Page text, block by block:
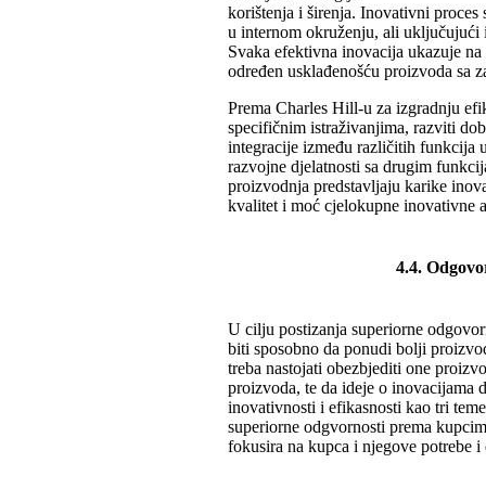
korištenja i širenja. Inovativni proces
u internom okruženju, ali uključujući
Svaka efektivna inovacija ukazuje
određen usklađenošću proizvoda sa
Prema Charles Hill-u za izgradnju
specifičnim istraživanjima, razviti
integracije između različitih funkcija
razvojne djelatnosti sa drugim
proizvodnja predstavljaju karike
kvalitet i moć cjelokupne inovativne
4.4.
U cilju postizanja superiorne
biti sposobno da ponudi bolji
treba nastojati obezbjediti one
proizvoda, te da ideje o inovacijama
inovativnosti i efikasnosti kao tri
superiorne odgvornosti prema
fokusira na kupca i njegove potrebe